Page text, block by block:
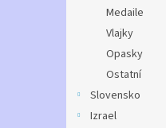
Medaile
Vlajky
Opasky
Ostatní
Slovensko
Izrael